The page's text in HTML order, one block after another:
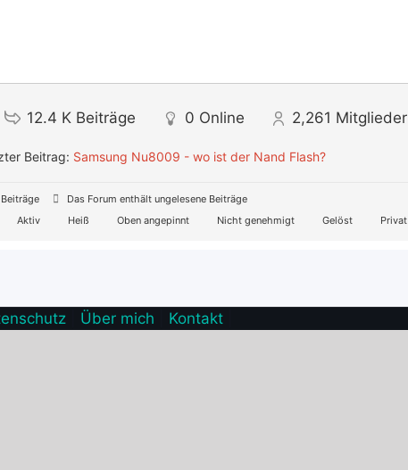
12.4 K Beiträge 0 Online 2,261 Mitglieder
Beitrag: Samsung Nu8009 - wo ist der Nand Flash?
Das Forum enthält ungelesene Beiträge
Aktiv Heiß Oben angepinnt Nicht genehmigt Gelöst Privat
Über mich Kontakt